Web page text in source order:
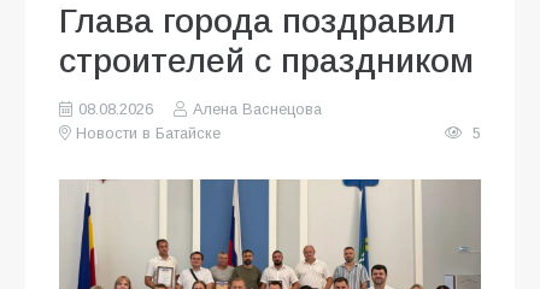
Глава города поздравил
строителей с праздником
08.08.2026
Алена Васнецова
Новости в Батайске
5